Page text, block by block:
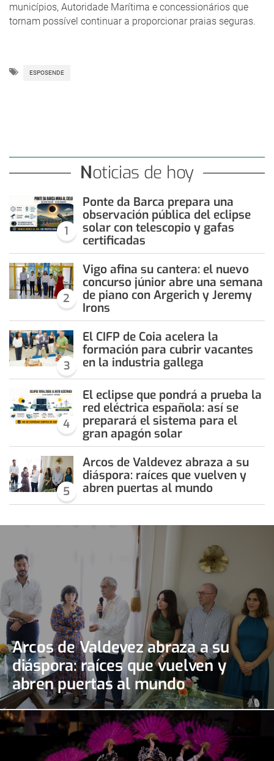
municípios, Autoridade Marítima e concessionários que
tornam possível continuar a proporcionar praias seguras.
ESPOSENDE
Noticias de hoy
1
Ponte da Barca prepara una
observación pública del eclipse
solar con telescopio y gafas
certificadas
2
Vigo afina su cantera: el nuevo
concurso júnior abre una semana
de piano con Argerich y Jeremy
Irons
3
El CIFP de Coia acelera la
formación para cubrir vacantes
en la industria gallega
4
El eclipse que pondrá a prueba la
red eléctrica española: así se
preparará el sistema para el
gran apagón solar
5
Arcos de Valdevez abraza a su
diáspora: raíces que vuelven y
abren puertas al mundo
Arcos de Valdevez abraza a su
diáspora: raíces que vuelven y
abren puertas al mundo